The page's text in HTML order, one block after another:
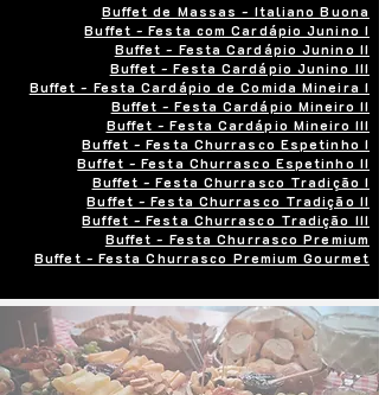
Buffet de Massas - Italiano Buona
Buffet - Festa com Cardápio Junino I
Buffet - Festa Cardápio Junino II
Buffet - Festa Cardápio Junino III
Buffet - Festa Cardápio de Comida Mineira I
Buffet - Festa Cardápio Mineiro II
Buffet - Festa Cardápio Mineiro III
Buffet - Festa Churrasco Espetinho I
Buffet - Festa Churrasco Espetinho II
Buffet - Festa Churrasco Tradição I
Buffet - Festa Churrasco Tradição II
Buffet - Festa Churrasco Tradição III
Buffet - Festa Churrasco Premium
Buffet - Festa Churrasco Premium Gourmet